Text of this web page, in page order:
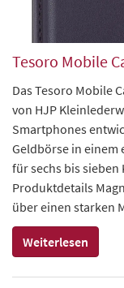
Tesoro Mobile
Das Tesoro Mobile
von HJP
Smartphones
Geldbörse in einem
für sechs bis
Produktdetails
über einen starken
Weiterlesen